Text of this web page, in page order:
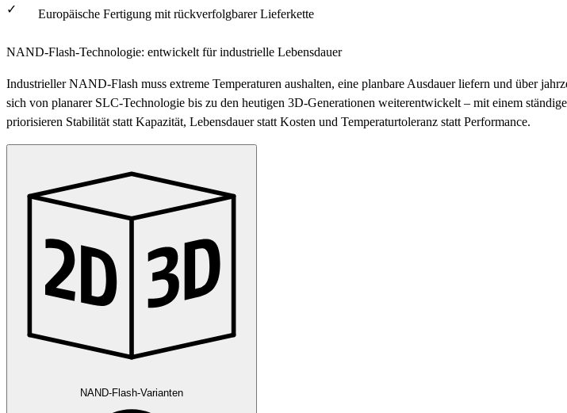
Europäische Fertigung mit rückverfolgbarer Lieferkette
NAND-Flash-Technologie: entwickelt für industrielle Lebensdauer
Industrieller NAND-Flash muss extreme Temperaturen aushalten, eine planbare Ausdauer liefern und über
sich von planarer SLC-Technologie bis zu den heutigen 3D-Generationen weiterentwickelt – mit einem
priorisieren Stabilität statt Kapazität, Lebensdauer statt Kosten und Temperaturtoleranz statt Performance.
NAND-Flash-Varianten